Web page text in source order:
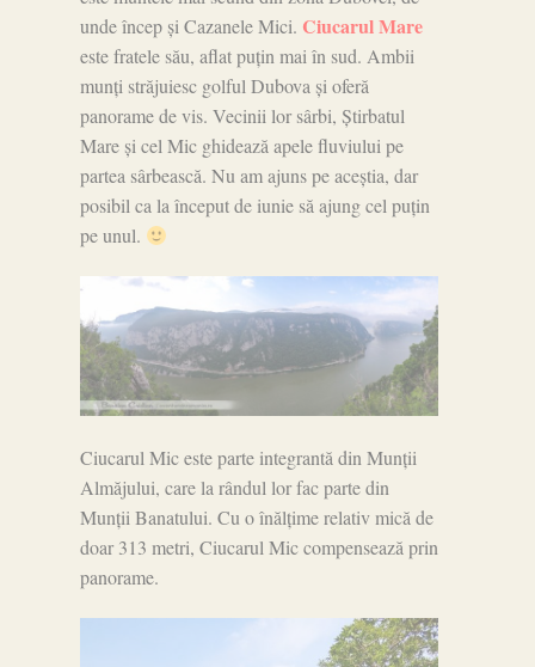
unde încep și Cazanele Mici. Ciucarul Mare
este fratele său, aflat puțin mai în sud. Ambii
munți străjuiesc golful Dubova și oferă
panorame de vis. Vecinii lor sârbi, Știrbatul
Mare și cel Mic ghidează apele fluviului pe
partea sârbească. Nu am ajuns pe aceștia, dar
posibil ca la început de iunie să ajung cel puțin
pe unul.
Ciucarul Mic este parte integrantă din Munții
Almăjului, care la rândul lor fac parte din
Munții Banatului. Cu o înălțime relativ mică de
doar 313 metri, Ciucarul Mic compensează prin
panorame.